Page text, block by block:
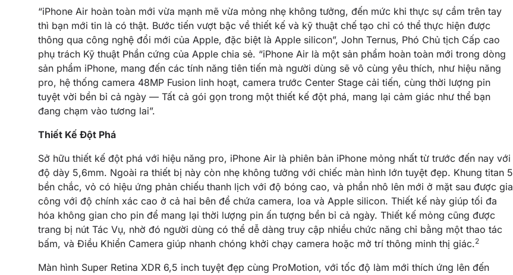
“iPhone Air hoàn toàn mới vừa mạnh mẽ vừa mỏng nhẹ không tưởng, đến mức khi thực sự cầm trên tay
thì bạn mới tin là có thật. Bước tiến vượt bậc về thiết kế và kỹ thuật chế tạo chỉ có thể thực hiện được
thông qua công nghệ đổi mới của Apple, đặc biệt là Apple silicon”, John Ternus, Phó Chủ tịch Cấp cao
phụ trách Kỹ thuật Phần cứng của Apple chia sẻ. “iPhone Air là một sản phẩm hoàn toàn mới trong dòng
sản phẩm iPhone, mang đến các tính năng tiên tiến mà người dùng sẽ vô cùng yêu thích, như hiệu năng
pro, hệ thống camera 48MP Fusion linh hoạt, camera trước Center Stage cải tiến, cùng thời lượng pin
tuyệt vời bền bỉ cả ngày — Tất cả gói gọn trong một thiết kế đột phá, mang lại cảm giác như thể bạn
đang chạm vào tương lai”.
Thiết Kế Đột Phá
Sở hữu thiết kế đột phá với hiệu năng pro, iPhone Air là phiên bản iPhone mỏng nhất từ trước đến nay với
độ dày 5,6mm. Ngoài ra thiết bị này còn nhẹ không tưởng với chiếc màn hình lớn tuyệt đẹp. Khung titan 5
bền chắc, vỏ có hiệu ứng phản chiếu thanh lịch với độ bóng cao, và phần nhô lên mới ở mặt sau được gia
công với độ chính xác cao ở cả hai bên để chứa camera, loa và Apple silicon. Thiết kế này giúp tối đa
hóa không gian cho pin để mang lại thời lượng pin ấn tượng bền bỉ cả ngày. Thiết kế mỏng cũng được
trang bị nút Tác Vụ, nhờ đó người dùng có thể dễ dàng truy cập nhiều chức năng chỉ bằng một thao tác
bấm, và Điều Khiển Camera giúp nhanh chóng khởi chạy camera hoặc mở trí thông minh thị giác.2
Màn hình Super Retina XDR 6,5 inch tuyệt đẹp cùng ProMotion, với tốc độ làm mới thích ứng lên đến